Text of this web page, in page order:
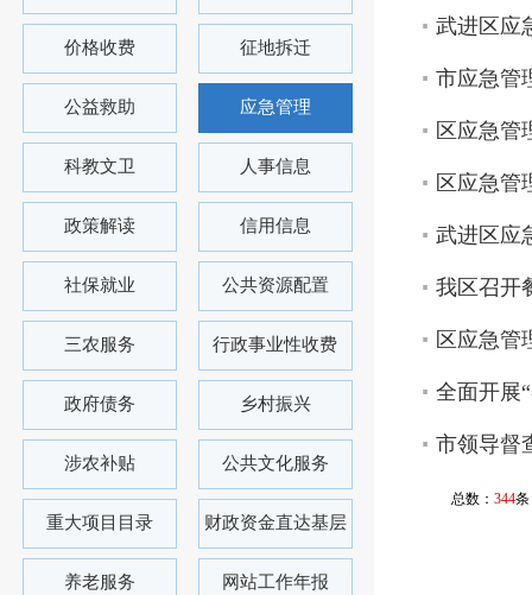
价格收费 征地拆迁
公益救助 应急管理
科教文卫 人事信息
政策解读 信用信息
社保就业 公共资源配置
三农服务 行政事业性收费
政府债务 乡村振兴
涉农补贴 公共文化服务
重大项目目录 财政资金直达基层
养老服务 网站工作年报
武进区应
市应急管
区应急管
区应急管
武进区应
我区召开
区应急管
全面开展
市领导督
总数： 344